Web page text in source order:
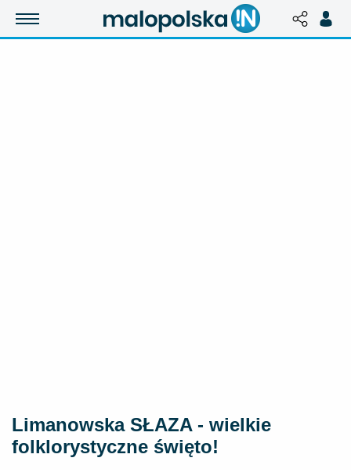
Limanowska SŁAZA - wielkie
folklorystyczne święto!